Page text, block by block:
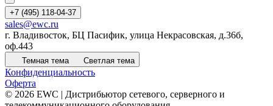
+7 (495) 118-04-37
sales@ewc.ru
г. Владивосток, БЦ Пасифик, улица Некрасовская, д.36б,
оф.443
Темная тема Светлая тема
Конфиденциальность
Оферта
© 2026 EWC | Дистрибьютор сетевого, серверного и